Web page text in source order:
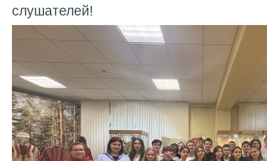
слушателей!